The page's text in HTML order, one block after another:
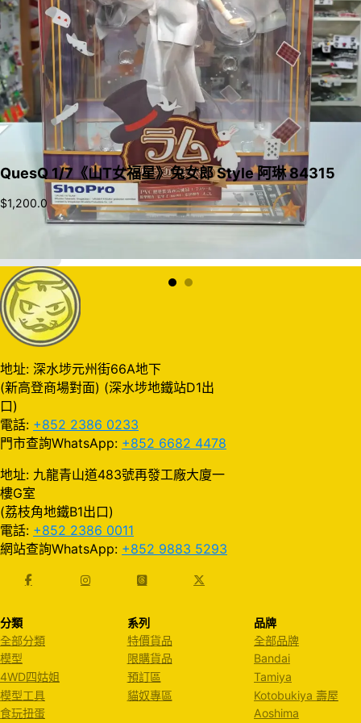
QuesQ 1/7《山T女福星》兔女郎 Style 阿琳 84315
$1,200.0
地址: 深水埗元州街66A地下
(新高登商場對面) (深水埗地鐵站D1出
口)
電話: +852 2386 0233
門市查詢WhatsApp: +852 6682 4478
地址: 九龍青山道483號再發工廠大廈一
樓G室
(荔枝角地鐵B1出口)
電話: +852 2386 0011
網站查詢WhatsApp: +852 9883 5293
分類
全部分類
模型
4WD四姑姐
模型工具
食玩扭蛋
系列
特價貨品
限購貨品
預訂區
貓奴專區
品牌
全部品牌
Bandai
Tamiya
Kotobukiya 壽屋
Aoshima